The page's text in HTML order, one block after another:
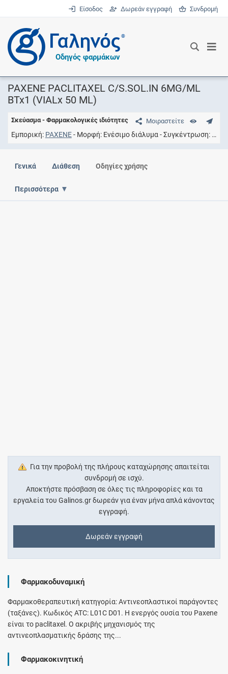
Είσοδος Δωρεάν εγγραφή Συνδρομή
®
Οδηγός φαρμάκων
PAXENE PACLITAXEL C/S.SOL.IN 6MG/ML
BTx1 (VIALx 50 ML)
Μοιραστείτε
Σκεύασμα - Φαρμακολογικές ιδιότητες
Εμπορική PAXENE Μορφή Ενέσιμο διάλυμα Συγκέντρωση
Γενικά Διάθεση Οδηγίες χρήσης
Περισσότερα
Για την προβολή της πλήρους καταχώρησης απαιτείται
συνδρομή σε ισχύ.
Αποκτήστε πρόσβαση σε όλες τις πληροφορίες και τα
εργαλεία του Galinos.gr δωρεάν για έναν μήνα απλά κάνοντας
εγγραφή.
Δωρεάν εγγραφή
Φαρμακοδυναμική
Φαρμακοθεραπευτική κατηγορία: Αντινεοπλαστικοί παράγοντες
(ταξάνες). Κωδικός ATC: L01C D01. Η ενεργός ουσία του Paxene
είναι το paclitaxel. Ο ακριβής μηχανισμός της
αντινεοπλασματικής δράσης της...
Φαρμακοκινητική